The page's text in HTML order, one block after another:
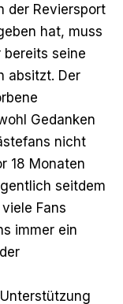
der Reviersport
hat, muss
seine
absitzt. Der
Gedanken
nicht
18 Monaten
seitdem
Fans
immer ein